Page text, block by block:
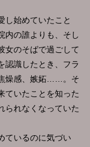
し始めていたこと
内の誰よりも、そし
女のそばで過ごして
認識したとき、フラ
燥感、嫉妬……。そ
ていたことを知った
られなくなっていた
ているのに気づい